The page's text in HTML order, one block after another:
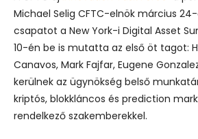
Michael Selig CFTC-elnök március
csapatot a New York-i Digital Asset
10-én be is mutatta az első öt tagot:
Canavos, Mark Fajfar, Eugene
kerülnek az ügynökség belső
kriptós, blokkláncos és prediction
rendelkező szakemberekkel.